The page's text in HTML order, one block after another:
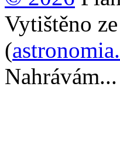
Vytištěno
(
Nahrávám...